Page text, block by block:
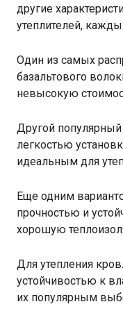
другие
утеплителей,
Один из самых
базальтового
невысокую
Другой
легкостью
идеальным для
Еще одним
прочностью и
хорошую
Для утепления
устойчивостью к
их популярным